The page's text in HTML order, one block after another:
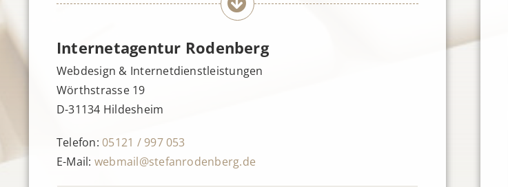
Internetagentur Rodenberg
Webdesign & Internetdienstleistungen
Wörthstrasse 19
D-31134 Hildesheim
Telefon: 05121 / 997 053
E-Mail: webmail@stefanrodenberg.de